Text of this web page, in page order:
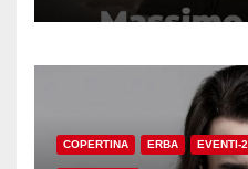
COPERTINA ERBA EVENTI-2